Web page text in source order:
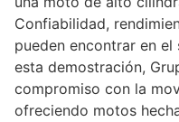
Confiabilidad,
pueden encontrar en
esta demostración,
compromiso con la
ofreciendo motos